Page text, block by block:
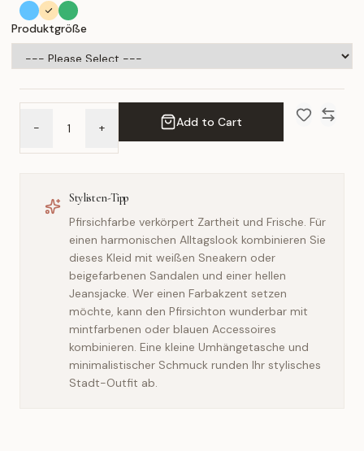
Produktgröße
- + Add to Cart
Stylisten-Tipp
Pfirsichfarbe verkörpert Zartheit und Frische. Für
einen harmonischen Alltagslook kombinieren Sie
dieses Kleid mit weißen Sneakern oder
beigefarbenen Sandalen und einer hellen
Jeansjacke. Wer einen Farbakzent setzen
möchte, kann den Pfirsichton wunderbar mit
mintfarbenen oder blauen Accessoires
kombinieren. Eine kleine Umhängetasche und
minimalistischer Schmuck runden Ihr stylisches
Stadt-Outfit ab.